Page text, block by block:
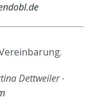
Dettweiler ∙